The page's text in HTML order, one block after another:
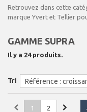
Retrouvez dans cette
marque Yvert et Tellier
GAMME SUPRA
Il y a 24 produits.
Tri
1 2